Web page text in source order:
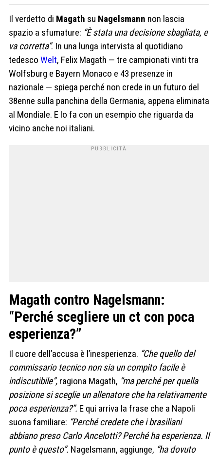
Il verdetto di Magath su Nagelsmann non lascia
spazio a sfumature: “È stata una decisione sbagliata, e
va corretta”. In una lunga intervista al quotidiano
tedesco Welt, Felix Magath — tre campionati vinti tra
Wolfsburg e Bayern Monaco e 43 presenze in
nazionale — spiega perché non crede in un futuro del
38enne sulla panchina della Germania, appena eliminata
al Mondiale. E lo fa con un esempio che riguarda da
vicino anche noi italiani.
Magath contro Nagelsmann:
“Perché scegliere un ct con poca
esperienza?”
Il cuore dell’accusa è l’inesperienza. “Che quello del
commissario tecnico non sia un compito facile è
indiscutibile”, ragiona Magath, “ma perché per quella
posizione si sceglie un allenatore che ha relativamente
poca esperienza?”. E qui arriva la frase che a Napoli
suona familiare: “Perché credete che i brasiliani
abbiano preso Carlo Ancelotti? Perché ha esperienza. Il
punto è questo”. Nagelsmann, aggiunge, “ha dovuto